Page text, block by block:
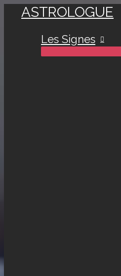
Aller
contenu
ASTROLOGUE
Les Signes